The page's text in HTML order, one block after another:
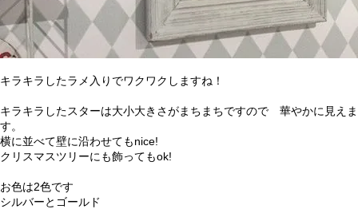
キラキラしたラメ入りでワクワクしますね！
キラキラしたスターは大小大きさがまちまちですので 華やかに見えま
す。
横に並べて壁に沿わせてもnice!
クリスマスツリーにも飾ってもok!
お色は2色です
シルバーとゴールド